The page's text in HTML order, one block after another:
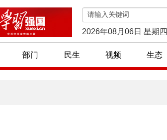
2026年08月06日 星期四
部门 民生 视频 生态